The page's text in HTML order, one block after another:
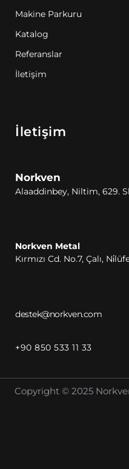
Makine Parkuru
Katalog
Referanslar
İletişim
İletişim
Norkven
Alaaddinbey, Niltim, 629.
Norkven Metal
Kırmızı Cd. No.7, Çalı,
destek@norkven.com
+90 850 533 11 33
Copyright © 2025